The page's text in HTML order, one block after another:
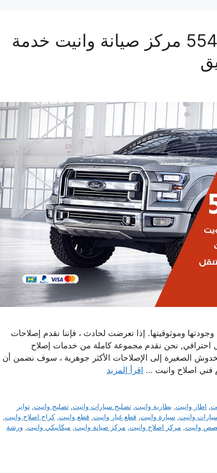
اصلاح وانيت 55445363 مركز صيانة وانيت خدمة
وموثوقيتها. إذا تعرضت لحادث ، فإننا نقدم إصلاحات
احترافي, نحن نقدم مجموعة كاملة من خدمات إصلاح
الصغيرة إلى الإصلاحات الأكثر جوهرية ، سوف نضمن أن
فني اصلاح وانيت … اقرأ المزيد
, اطار وانيت, بطارية وانيت,تصليح سيارات وانيت,تصليح وانيت,تواير
وانيت, سيارة وانيت, قطع غيار وانيت, قطع وانيت, كراج اصلاح وانيت,
وانيت, مركز اصلاح وانيت, مركز صيانة وانيت, ميكانيكي وانيت, ورشة